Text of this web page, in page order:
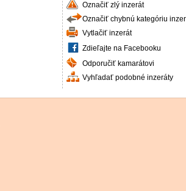
Označiť zlý inzerát
Označiť chybnú kategóriu
Vytlačiť inzerát
Zdieľajte na Facebooku
Odporučiť kamarátovi
Vyhľadať podobné inzeráty